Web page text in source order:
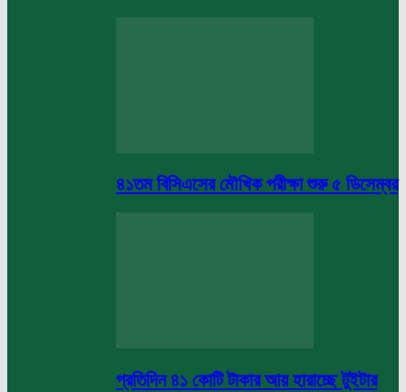
৪১তম বিসিএসের মৌখিক পরীক্ষা শুরু ৫ ডিসেম্বর
প্রতিদিন ৪১ কোটি টাকার আয় হারাচ্ছে টুইটার